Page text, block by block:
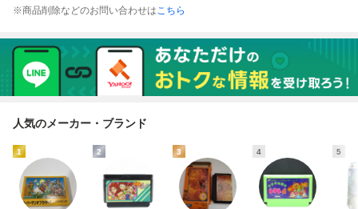
※商品削除などのお問い合わせはこちら
人気のメーカー・ブランド
1 2 3 4 5